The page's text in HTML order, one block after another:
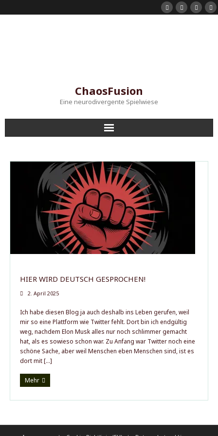
ChaosFusion
Eine neurodivergente Spielwiese
Mein Instagram
Der Autor
HIER WIRD DEUTSCH GESPROCHEN!
2. April 2025
Ich habe diesen Blog ja auch deshalb ins Leben gerufen, weil
mir so eine Plattform wie Twitter fehlt. Dort bin ich endgültig
weg, nachdem Elon Musk alles nur noch schlimmer gemacht
hat, als es sowieso schon war. Zu Anfang war Twitter noch eine
schöne Sache, aber weil Menschen eben Menschen sind, ist es
dort mit […]
Mehr